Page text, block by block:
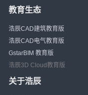
教育生态
浩辰CAD建筑教育版
浩辰CAD电气教育版
GstarBIM 教育版
浩辰3D Cloud教育版
关于浩辰